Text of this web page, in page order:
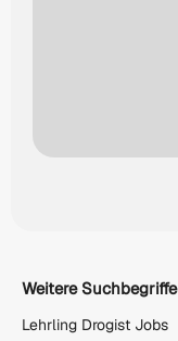
Weitere Suchbegriffe
Lehrling Drogist Jobs